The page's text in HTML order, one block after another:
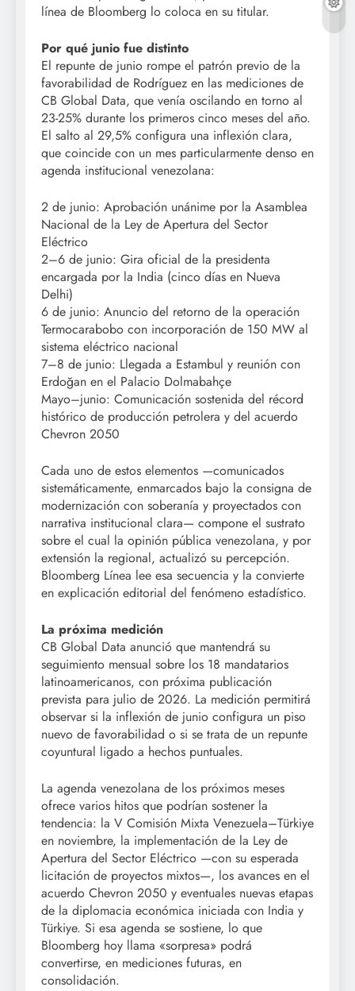
línea de Bloomberg lo coloca en su titular.
Por qué junio fue distinto
El repunte de junio rompe el patrón previo de la
favorabilidad de Rodríguez en las mediciones de
CB Global Data, que venía oscilando en torno al
23-25% durante los primeros cinco meses del año.
El salto al 29,5% configura una inflexión clara,
que coincide con un mes particularmente denso en
agenda institucional venezolana:
2 de junio: Aprobación unánime por la Asamblea
Nacional de la Ley de Apertura del Sector
Eléctrico
2–6 de junio: Gira oficial de la presidenta
encargada por la India (cinco días en Nueva
Delhi)
6 de junio: Anuncio del retorno de la operación
Termocarabobo con incorporación de 150 MW al
sistema eléctrico nacional
7–8 de junio: Llegada a Estambul y reunión con
Erdoğan en el Palacio Dolmabahçe
Mayo–junio: Comunicación sostenida del récord
histórico de producción petrolera y del acuerdo
Chevron 2050
Cada uno de estos elementos —comunicados
sistemáticamente, enmarcados bajo la consigna de
modernización con soberanía y proyectados con
narrativa institucional clara— compone el sustrato
sobre el cual la opinión pública venezolana, y por
extensión la regional, actualizó su percepción.
Bloomberg Línea lee esa secuencia y la convierte
en explicación editorial del fenómeno estadístico.
La próxima medición
CB Global Data anunció que mantendrá su
seguimiento mensual sobre los 18 mandatarios
latinoamericanos, con próxima publicación
prevista para julio de 2026. La medición permitirá
observar si la inflexión de junio configura un piso
nuevo de favorabilidad o si se trata de un repunte
coyuntural ligado a hechos puntuales.
La agenda venezolana de los próximos meses
ofrece varios hitos que podrían sostener la
tendencia: la V Comisión Mixta Venezuela–Türkiye
en noviembre, la implementación de la Ley de
Apertura del Sector Eléctrico —con su esperada
licitación de proyectos mixtos—, los avances en el
acuerdo Chevron 2050 y eventuales nuevas etapas
de la diplomacia económica iniciada con India y
Türkiye. Si esa agenda se sostiene, lo que
Bloomberg hoy llama «sorpresa» podrá
convertirse, en mediciones futuras, en
consolidación.